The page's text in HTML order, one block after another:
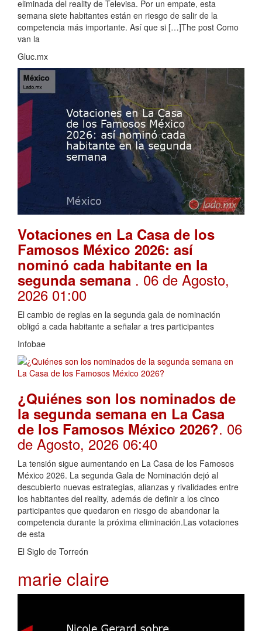
eliminada del reality de Televisa. Por un empate, esta
semana siete habitantes están en riesgo de salir de la
competencia más importante. Así que si […]The post Como
van la
Gluc.mx
Votaciones en La Casa de los
Famosos México 2026: así
nominó cada habitante en la
segunda semana . 06 de Agosto,
2026 01:00
El cambio de reglas en la segunda gala de nominación
obligó a cada habitante a señalar a tres participantes
Infobae
¿Quiénes son los nominados de
la segunda semana en La Casa
de los Famosos México 2026?. 06
de Agosto, 2026 06:40
La tensión sigue aumentando en La Casa de los Famosos
México 2026. La segunda Gala de Nominación dejó al
descubierto nuevas estrategias, alianzas y rivalidades entre
los habitantes del reality, además de definir a los cinco
participantes que quedaron en riesgo de abandonar la
competencia durante la próxima eliminación.Las votaciones
de esta
El Siglo de Torreón
marie claire